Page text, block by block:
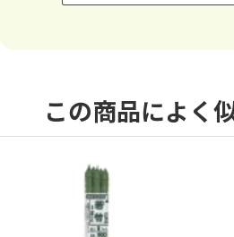
この商品によく